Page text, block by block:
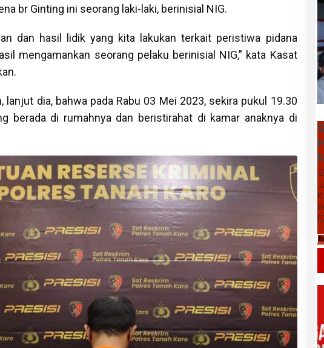
br Ginting ini seorang laki-laki, berinisial NIG.
dan hasil lidik yang kita lakukan terkait peristiwa pidana
mengamankan seorang pelaku berinisial NIG,” kata Kasat
lanjut dia, bahwa pada Rabu 03 Mei 2023, sekira pukul 19.30
berada di rumahnya dan beristirahat di kamar anaknya di